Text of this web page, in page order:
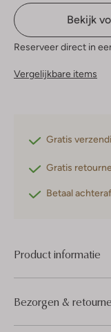
Bekijk
Reserveer direct in
Vergelijkbare items
Gratis
Gratis
Betaal achteraf
Product informatie
Bezorgen &